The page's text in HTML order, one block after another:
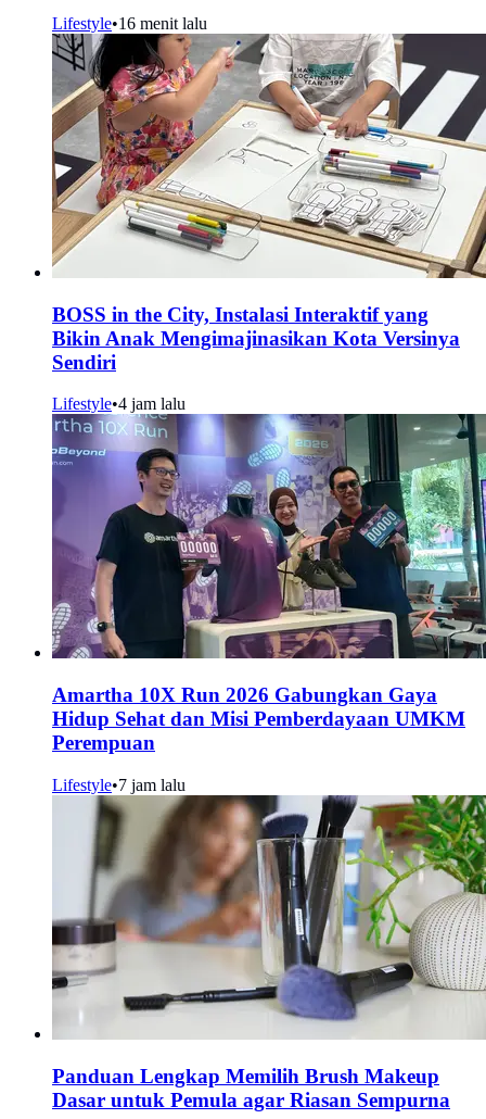
Lifestyle•16 menit lalu
BOSS in the City, Instalasi Interaktif yang
Bikin Anak Mengimajinasikan Kota Versinya
Sendiri
Lifestyle•4 jam lalu
Amartha 10X Run 2026 Gabungkan Gaya
Hidup Sehat dan Misi Pemberdayaan UMKM
Perempuan
Lifestyle•7 jam lalu
Panduan Lengkap Memilih Brush Makeup
Dasar untuk Pemula agar Riasan Sempurna